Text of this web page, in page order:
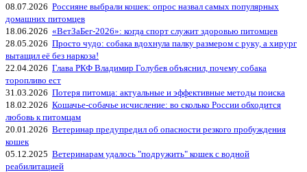
08.07.2026 Россияне выбрали кошек: опрос назвал самых популярных
домашних питомцев
18.06.2026 «ВетЗаБег‑2026»: когда спорт служит здоровью питомцев
28.05.2026 Просто чудо: собака вдохнула палку размером с руку, а хирург
вытащил её без наркоза!
22.04.2026 Глава РКФ Владимир Голубев объяснил, почему собака
торопливо ест
31.03.2026 Потеря питомца: актуальные и эффективные методы поиска
18.02.2026 Кошачье-собачье исчисление: во сколько России обходится
любовь к питомцам
20.01.2026 Ветеринар предупредил об опасности резкого пробуждения
кошек
05.12.2025 Ветеринарам удалось "подружить" кошек с водной
реабилитацией